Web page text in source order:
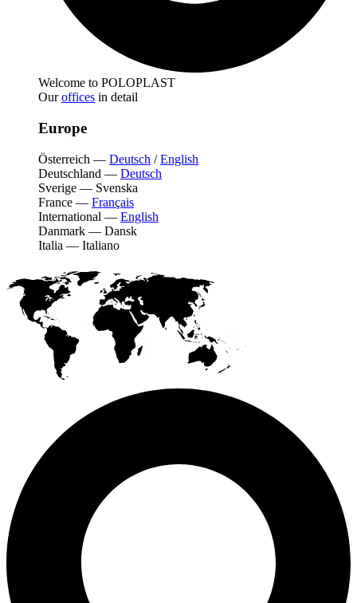
Welcome to POLOPLAST
Ouroffices in detail
Europe
Österreich — Deutsch /English
Deutschland — Deutsch
Sverige — Svenska
France — Français
International — English
Danmark — Dansk
Italia — Italiano